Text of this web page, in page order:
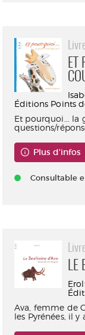
ET
Éditions Points
Et pourquoi... la
questions/
Plus d'infos
Consultable
LE
Ava, femme de
les Pyrénées, il y